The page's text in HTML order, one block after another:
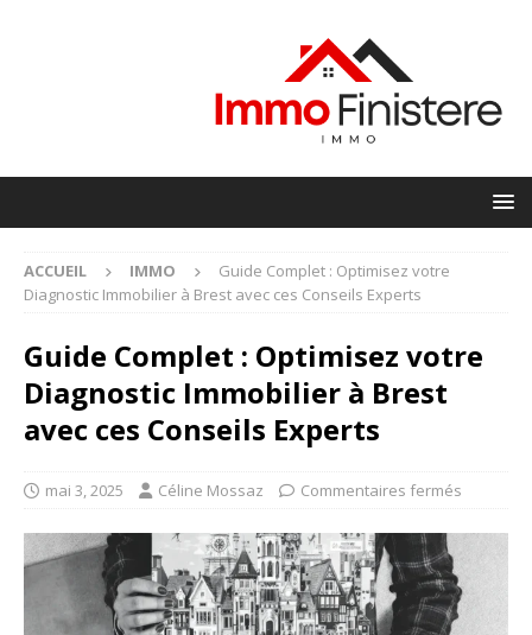
ACCUEIL IMMO
Guide Complet : Optimisez votre
Diagnostic Immobilier à Brest avec ces Conseils Experts
Guide Complet : Optimisez votre
Diagnostic Immobilier à Brest
avec ces Conseils Experts
mai 3, 2025 Céline Mossaz Commentaires fermés